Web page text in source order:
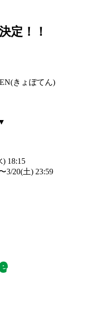
定！！
きょぼてん)
) 18:15
3/20(土) 23:59